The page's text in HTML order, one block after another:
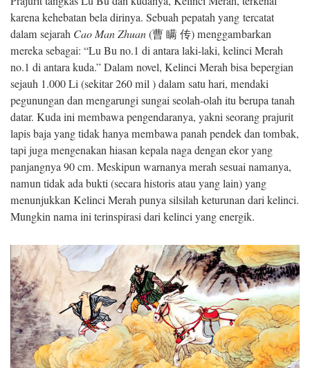
karena kehebatan bela dirinya. Sebuah pepatah yang tercatat
dalam sejarah Cao Man Zhuan(曹 瞒 传) menggambarkan
mereka sebagai: “Lu Bu no.1 di antara laki-laki, kelinci Merah
no.1 di antara kuda.” Dalam novel, Kelinci Merah bisa bepergian
sejauh 1.000 Li (sekitar 260 mil ) dalam satu hari, mendaki
pegunungan dan mengarungi sungai seolah-olah itu berupa tanah
datar. Kuda ini membawa pengendaranya, yakni seorang prajurit
lapis baja yang tidak hanya membawa panah pendek dan tombak,
tapi juga mengenakan hiasan kepala naga dengan ekor yang
panjangnya 90 cm. Meskipun warnanya merah sesuai namanya,
namun tidak ada bukti (secara historis atau yang lain) yang
menunjukkan Kelinci Merah punya silsilah keturunan dari kelinci.
Mungkin nama ini terinspirasi dari kelinci yang energik.